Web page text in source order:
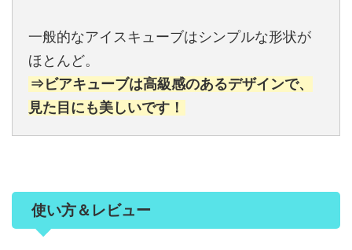
一般的なアイスキューブはシンプルな形状が
ほとんど。
⇒ビアキューブは高級感のあるデザインで、
見た目にも美しいです！
使い方＆レビュー